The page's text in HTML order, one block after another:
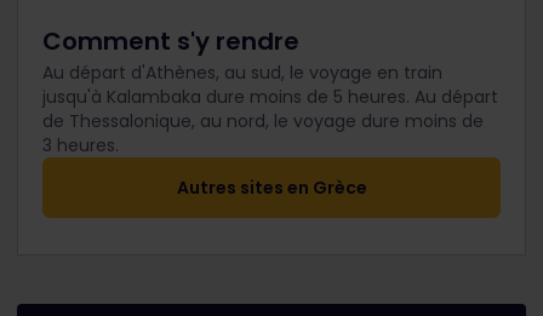
Comment s'y rendre
Au départ d'Athènes, au sud, le voyage en train
jusqu'à Kalambaka dure moins de 5 heures. Au départ
de Thessalonique, au nord, le voyage dure moins de
3 heures.
Autres sites en Grèce